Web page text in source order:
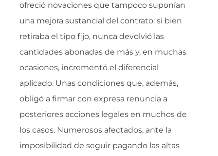
ofreció novaciones que tampoco suponían
una mejora sustancial del contrato: si bien
retiraba el tipo fijo, nunca devolvió las
cantidades abonadas de más y, en muchas
ocasiones, incrementó el diferencial
aplicado. Unas condiciones que, además,
obligó a firmar con expresa renuncia a
posteriores acciones legales en muchos de
los casos. Numerosos afectados, ante la
imposibilidad de seguir pagando las altas